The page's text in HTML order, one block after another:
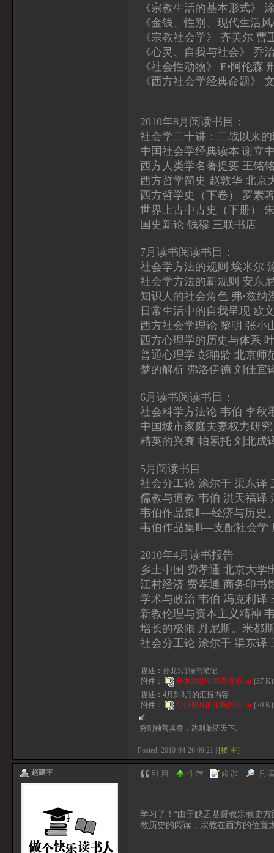
《宗教生活的基本形式》
《金钱、性别、现代生活
《宗教社会学》 齐美尔
《心灵、自我与社会》 乔
《社会性动物》 E•阿伦森
《西方社会学经典命题》
2010年8月阅读书目：
社会学二十讲：二战以来
中国社会学经典读本 谢立
西方人类学名著提要 王铭
西方哲学简史 赵敦华 北京
西方哲学史（下卷） 罗素
世界上古中古史（下册）
国史新论 钱穆 三联书店
7月读书阅读书目：
社会学方法的规则 埃米尔
社会学方法的新规则 安东
知识人的社会角色 弗•兹
日常生活中的自我呈现 欧
西方社会学理论 黎明 张小
西方心理学的历史与体系
普通心理学 彭聃龄 北京师
梦的解析 弗洛伊德 刘佳宜
6月读书阅读书目：
社会科学方法论 韦伯 李秋
中国城市家庭夫妻权力研
精英的兴衰 帕累托 刘北成
5月阅读书目
社会分工论 涂尔干 渠东译
儒教与道教 韦伯 洪天福译
韦伯作品集Ⅱ—经济与历史
韦伯作品集Ⅲ—支配社会学
2010年4月读书报告
乡土中国 费孝通 北京大学
江村经济 费孝通 商务印书
学术与政治 韦伯 冯克利译
新教伦理与资本主义精神
增长的极限 丹尼斯。米都
社会分工论 涂尔干 渠东译
描述：孙龙5月读书笔记
附件：
孙龙2010年05月读书.rar (37
描述：4月到8月的汇报内容
附件：
4月到8月的汇报内容.rar (20
穷则独善其身，达则兼济天下。
Posted: 2010-04-26 09:21 | [楼 主]
赵建平
学习了！“由于缺乏基督教宗教史
教历史的阅读，宗教在西方的位置